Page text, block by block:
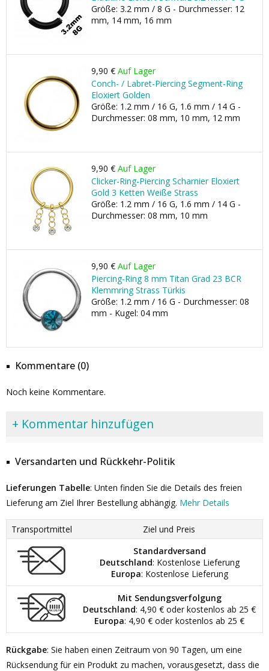
Größe: 3.2 mm / 8 G - Durchmesser: 12
mm, 14 mm, 16 mm
9,90 € Auf Lager
Conch- / Labret-Piercing Segment-Ring
Eloxiert Golden
Größe: 1.2 mm / 16 G, 1.6 mm / 14 G -
Durchmesser: 08 mm, 10 mm, 12 mm
9,90 € Auf Lager
Clicker-Ring-Piercing Scharnier Eloxiert
Gold 3 Ketten Weiße Strass
Größe: 1.2 mm / 16 G, 1.6 mm / 14 G -
Durchmesser: 08 mm, 10 mm
9,90 € Auf Lager
Piercing-Ring 8 mm Titan Grad 23 BCR
Klemmring Strass Türkis
Größe: 1.2 mm / 16 G - Durchmesser: 08
mm - Kugel: 04 mm
Kommentare (0)
Noch keine Kommentare.
+ Kommentar hinzufügen
Versandarten und Rückkehr-Politik
Lieferungen Tabelle: Unten finden Sie die Details des freien
Lieferung am Ziel Ihrer Bestellung abhängig. Mehr Details
Transportmittel
Ziel und Preis
Standardversand
Deutschland: Kostenlose Lieferung
Europa: Kostenlose Lieferung
Mit Sendungsverfolgung
Deutschland: 4,90 € oder kostenlos ab 25 €
Europa: 4,90 € oder kostenlos ab 25 €
Rückgabe: Sie haben einen Zeitraum von 90 Tagen, um eine
Rücksendung für ein Produkt zu machen, vorausgesetzt, dass die